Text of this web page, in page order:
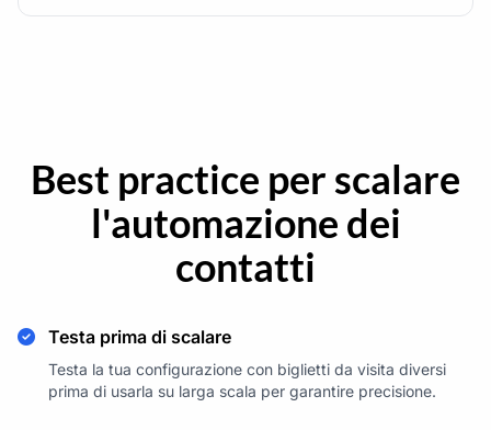
Best practice per scalare
l'automazione dei
contatti
Testa prima di scalare
Testa la tua configurazione con biglietti da visita diversi
prima di usarla su larga scala per garantire precisione.